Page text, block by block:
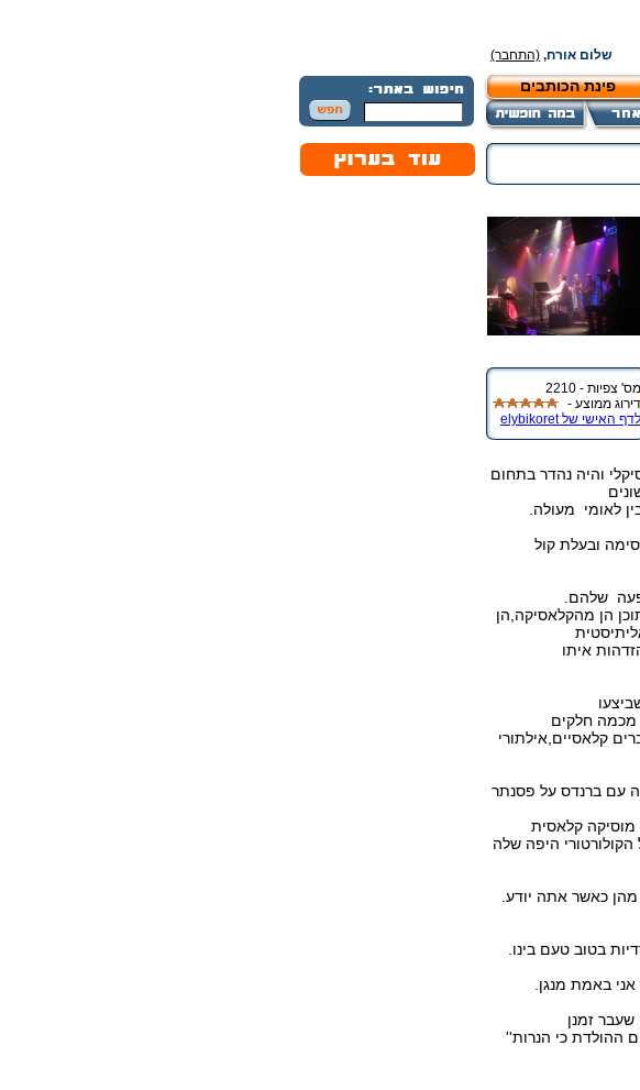
שלום אורח, (התחבר)
פינת הכותבים
מס' צפיות - 2210
דירוג ממוצע -
לדף האישי של elybikoret
והיה נהדר בתחום
ובעלת קול
הן מהקלאסיקה,הן
קלאסיים,אילתורי
עם ברנדס על פסנתר
מוסיקה קלאסית
''ביום ההולדת האחרון שלי לא יכולתי לאכול מעוגת יום ההולדת כי הנרות